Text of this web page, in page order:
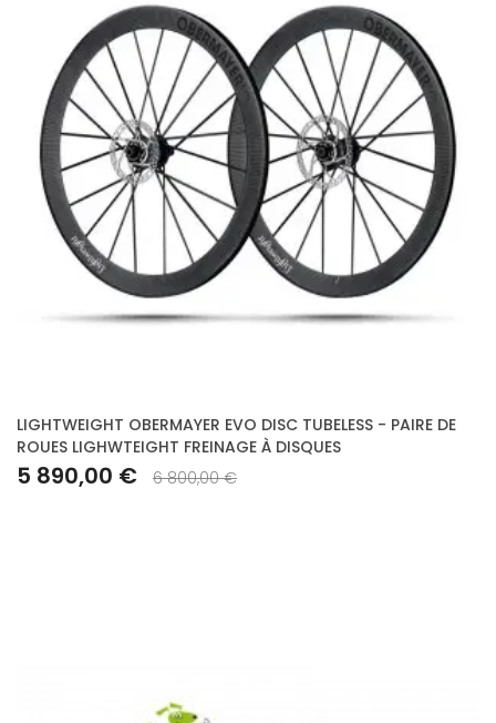
LIGHTWEIGHT OBERMAYER EVO DISC TUBELESS - PAIRE DE
ROUES LIGHWTEIGHT FREINAGE À DISQUES
5 890,00 € 6 800,00 €